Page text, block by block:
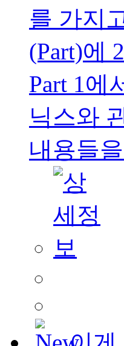
를 가지
(Part)에
Part 1에
닉스와
내용들